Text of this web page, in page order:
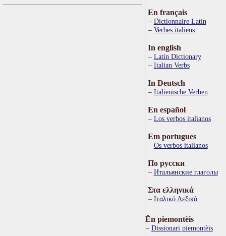
En français
Dictionnaire Latin
Verbes italiens
In english
Latin Dictionary
Italian Verbs
In Deutsch
Italienische Verben
En español
Los verbos italianos
Em portugues
Os verbos italianos
По русски
Итальянские глаголы
Στα ελληνικά
Ιταλικό Λεξικό
Ën piemontèis
Dissionari piemontèis